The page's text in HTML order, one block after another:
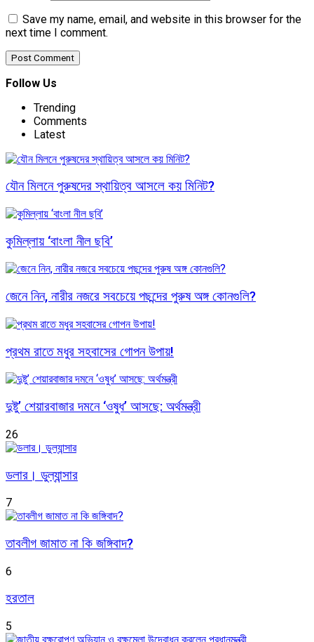
Save my name, email, and website in this browser for the
next time I comment.
Follow Us
Trending
Comments
Latest
যৌন মিলনে পুরুষদের স্থায়িত্ব আসলে কয় মিনিট?
কুমিল্লায় ‘বাংলা নীল ছবি’
জেনে নিন, নারীর নজরে সবচেয়ে পছন্দের পুরুষ অঙ্গ কোনগুলি?
প্রথম রাতে মধুর সহবাসের গোপন উপায়!
দুষ্টু’ শেয়ারবাজার দমনে ‘ওষুধ’ আসছে: অর্থমন্ত্রী
26
ডলার। ডুল্যান্সার
7
তাবলীগ জামাত না কি জঙ্গিবাদ?
6
হরতাল
5